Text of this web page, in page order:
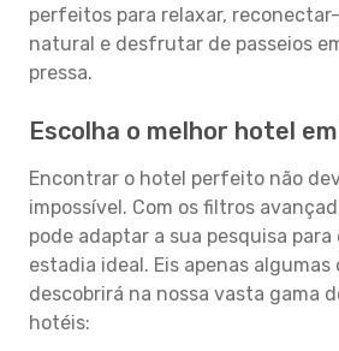
perfeitos para relaxar,
natural e desfrutar de passeios
pressa.
Escolha o melhor hotel
Encontrar o hotel perfeito não
impossível. Com os filtros
pode adaptar a sua pesquisa
estadia ideal. Eis apenas algumas
descobrirá na nossa vasta gama
hotéis: